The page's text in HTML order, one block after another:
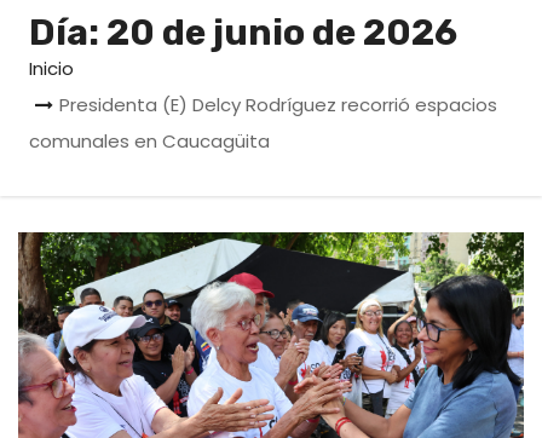
Día: 20 de junio de 2026
Inicio
Presidenta (E) Delcy Rodríguez recorrió espacios
comunales en Caucagüita